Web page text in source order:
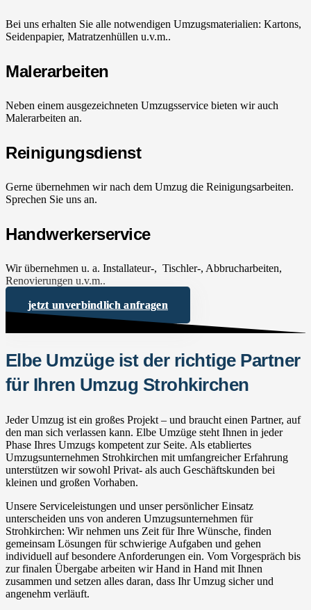
Bei uns erhalten Sie alle notwendigen Umzugsmaterialien: Kartons,
Seidenpapier, Matratzenhüllen u.v.m..
Malerarbeiten
Neben einem ausgezeichneten Umzugsservice bieten wir auch
Malerarbeiten an.
Reinigungsdienst
Gerne übernehmen wir nach dem Umzug die Reinigungsarbeiten.
Sprechen Sie uns an.
Handwerkerservice
Wir übernehmen u. a. Installateur-, Tischler-, Abbrucharbeiten,
Renovierungen u.v.m..
jetzt unverbindlich anfragen
Elbe Umzüge ist der richtige Partner
für Ihren Umzug Strohkirchen
Jeder Umzug ist ein großes Projekt – und braucht einen Partner, auf
den man sich verlassen kann. Elbe Umzüge steht Ihnen in jeder
Phase Ihres Umzugs kompetent zur Seite. Als etabliertes
Umzugsunternehmen Strohkirchen mit umfangreicher Erfahrung
unterstützen wir sowohl Privat- als auch Geschäftskunden bei
kleinen und großen Vorhaben.
Unsere Serviceleistungen und unser persönlicher Einsatz
unterscheiden uns von anderen Umzugsunternehmen für
Strohkirchen: Wir nehmen uns Zeit für Ihre Wünsche, finden
gemeinsam Lösungen für schwierige Aufgaben und gehen
individuell auf besondere Anforderungen ein. Vom Vorgespräch bis
zur finalen Übergabe arbeiten wir Hand in Hand mit Ihnen
zusammen und setzen alles daran, dass Ihr Umzug sicher und
angenehm verläuft.